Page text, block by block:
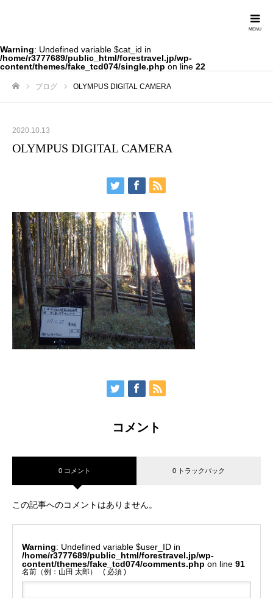
Warning: Undefined variable $cat_id in
/home/r3777689/public_html/forestravel.jp/wp-
content/themes/fake_tcd074/single.php on line 22
ブログ OLYMPUS DIGITAL CAMERA
2020.10.13
OLYMPUS DIGITAL CAMERA
コメント
0 コメント 0 トラックバック
この記事へのコメントはありません。
Warning
: Undefined variable $user_ID in
/home/r3777689/public_html/forestravel.jp/wp-
content/themes/fake_tcd074/comments.php on line 91
名前（例：山田 太郎） ( 必須 )